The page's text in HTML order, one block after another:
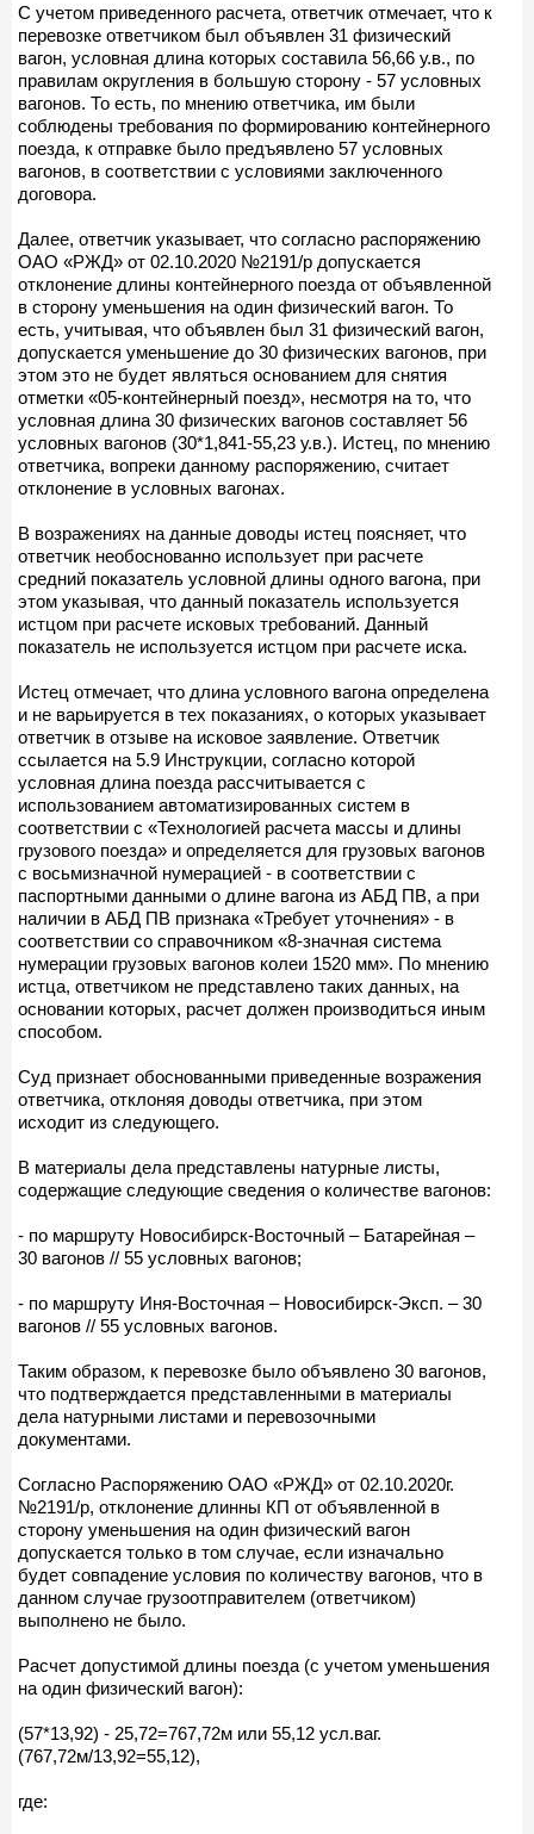
С учетом приведенного расчета, ответчик отмечает, что к
перевозке ответчиком был объявлен 31 физический
вагон, условная длина которых составила 56,66 у.в., по
правилам округления в большую сторону - 57 условных
вагонов. То есть, по мнению ответчика, им были
соблюдены требования по формированию контейнерного
поезда, к отправке было предъявлено 57 условных
вагонов, в соответствии с условиями заключенного
договора.
Далее, ответчик указывает, что согласно распоряжению
ОАО «РЖД» от 02.10.2020 №2191/р допускается
отклонение длины контейнерного поезда от объявленной
в сторону уменьшения на один физический вагон. То
есть, учитывая, что объявлен был 31 физический вагон,
допускается уменьшение до 30 физических вагонов, при
этом это не будет являться основанием для снятия
отметки «05-контейнерный поезд», несмотря на то, что
условная длина 30 физических вагонов составляет 56
условных вагонов (30*1,841-55,23 у.в.). Истец, по мнению
ответчика, вопреки данному распоряжению, считает
отклонение в условных вагонах.
В возражениях на данные доводы истец поясняет, что
ответчик необоснованно использует при расчете
средний показатель условной длины одного вагона, при
этом указывая, что данный показатель используется
истцом при расчете исковых требований. Данный
показатель не используется истцом при расчете иска.
Истец отмечает, что длина условного вагона определена
и не варьируется в тех показаниях, о которых указывает
ответчик в отзыве на исковое заявление. Ответчик
ссылается на 5.9 Инструкции, согласно которой
условная длина поезда рассчитывается с
использованием автоматизированных систем в
соответствии с «Технологией расчета массы и длины
грузового поезда» и определяется для грузовых вагонов
с восьмизначной нумерацией - в соответствии с
паспортными данными о длине вагона из АБД ПВ, а при
наличии в АБД ПВ признака «Требует уточнения» - в
соответствии со справочником «8-значная система
нумерации грузовых вагонов колеи 1520 мм». По мнению
истца, ответчиком не представлено таких данных, на
основании которых, расчет должен производиться иным
способом.
Суд признает обоснованными приведенные возражения
ответчика, отклоняя доводы ответчика, при этом
исходит из следующего.
В материалы дела представлены натурные листы,
содержащие следующие сведения о количестве вагонов:
- по маршруту Новосибирск-Восточный – Батарейная –
30 вагонов // 55 условных вагонов;
- по маршруту Иня-Восточная – Новосибирск-Эксп. – 30
вагонов // 55 условных вагонов.
Таким образом, к перевозке было объявлено 30 вагонов,
что подтверждается представленными в материалы
дела натурными листами и перевозочными
документами.
Согласно Распоряжению ОАО «РЖД» от 02.10.2020г.
№2191/р, отклонение длинны КП от объявленной в
сторону уменьшения на один физический вагон
допускается только в том случае, если изначально
будет совпадение условия по количеству вагонов, что в
данном случае грузоотправителем (ответчиком)
выполнено не было.
Расчет допустимой длины поезда (с учетом уменьшения
на один физический вагон):
(57*13,92) - 25,72=767,72м или 55,12 усл.ваг.
(767,72м/13,92=55,12),
где: